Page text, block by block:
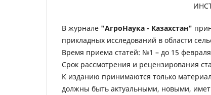
В журнале "АгроНаука - Казахстан"
прикладных исследований в области
Время приема статей: №1 – до 15
Срок рассмотрения и рецензирования
К изданию принимаются только
должны быть актуальными, новыми,